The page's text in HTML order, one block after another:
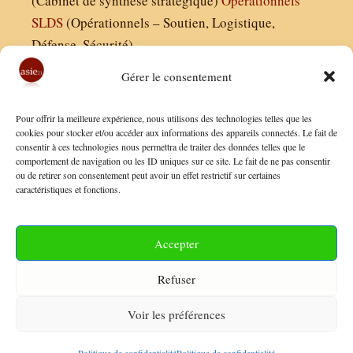
Gérer le consentement
Pour offrir la meilleure expérience, nous utilisons des technologies telles que les
cookies pour stocker et/ou accéder aux informations des appareils connectés. Le fait de
consentir à ces technologies nous permettra de traiter des données telles que le
comportement de navigation ou les ID uniques sur ce site. Le fait de ne pas consentir
ou de retirer son consentement peut avoir un effet restrictif sur certaines
caractéristiques et fonctions.
Accepter
Refuser
Voir les préférences
SLDS(Opérationnels – Soutien, Logistique,
Défense, Sécurité)
Finaldées EURL
Siège social : 13 avenue Boudon, 75016, Paris
Nous contacter
Conditions Générales de Vente
Politique de Confidentialité
© 2026 Asie21• Construit avec GeneratePress